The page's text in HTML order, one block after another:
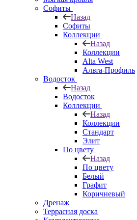
Софиты
Назад
Софиты
Коллекции
Назад
Коллекции
Alta West
Альта-Профиль
Водосток
Назад
Водосток
Коллекции
Назад
Коллекции
Стандарт
Элит
По цвету
Назад
По цвету
Белый
Графит
Коричневый
Дренаж
Террасная доска